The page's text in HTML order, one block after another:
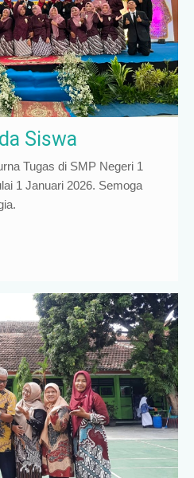
Siswa
Tugas di SMP Negeri 1
1 Januari 2026. Semoga